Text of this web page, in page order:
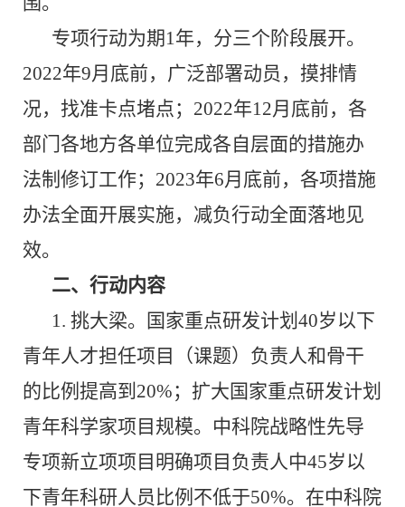
专项行动为期 1年，分三个阶段展开。
2022年9月底前，广泛部署动员，摸排情
况，找准卡点堵点； 2022年12月底前，各
部门各地方各单位完成各自层面的措施办
法制修订工作； 2023年6月底前，各项措施
办法全面开展实施，减负行动全面落地见
效。
二、行动内容
1. 挑大梁。国家重点研发计划 40岁以下
青年人才担任项目（课题）负责人和骨干
的比例提高到 20%；扩大国家重点研发计划
青年科学家项目规模。中科院战略性先导
专项新立项项目明确项目负责人中45岁以
下青年科研人员比例不低于50%。在中科院